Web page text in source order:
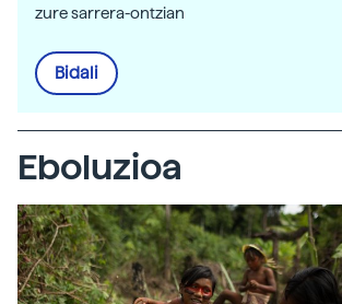
zure sarrera-ontzian
Bidali
Eboluzioa